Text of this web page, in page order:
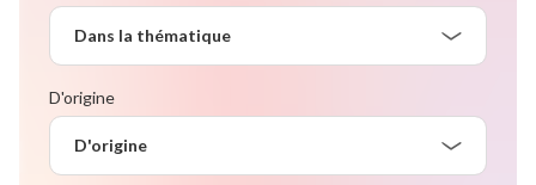
Dans la thématique
D'origine
D'origine